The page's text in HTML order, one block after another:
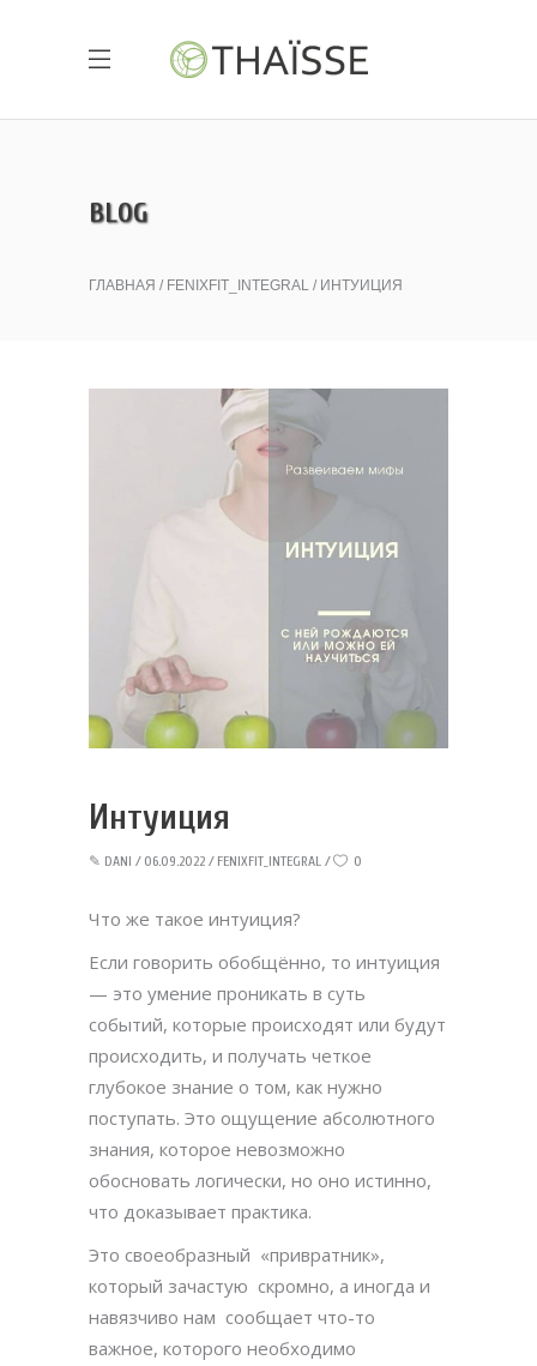
BLOG
ГЛАВНАЯ FENIXFIT_INTEGRAL ИНТУИЦИЯ
Интуиция
✎ DANI 06.09.2022 FENIXFIT_INTEGRAL 0
Что же такое интуиция?
Если говорить обобщённо, то интуиция
— это умение проникать в суть
событий, которые происходят или будут
происходить, и получать четкое
глубокое знание о том, как нужно
поступать. Это ощущение абсолютного
знания, которое невозможно
обосновать логически, но оно истинно,
что доказывает практика.
Это своеобразный «привратник»,
который зачастую скромно, а иногда и
навязчиво нам сообщает что-то
важное, которого необходимо